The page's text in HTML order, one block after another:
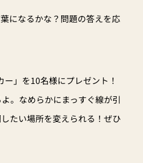
になるかな？問題の答えを応
」を10名様にプレゼント！
。なめらかにまっすぐ線が引
たい場所を変えられる！ぜひ